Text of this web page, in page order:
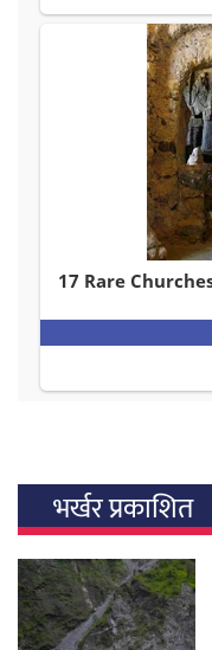
भर्खर प्रकाशित